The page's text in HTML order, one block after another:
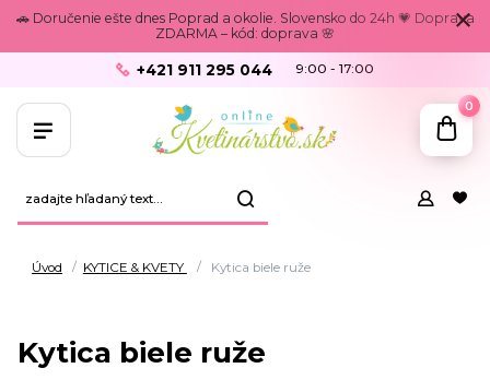
🚗 Doručenie ešte dnes Poprad a okolie. Slovensko do 24h 💗 Doprava
ZDARMA – kód: doprava 🌸
+421 911 295 044 9:00 - 17:00
0
Úvod KYTICE & KVETY Kytica biele ruže
Kytica biele ruže